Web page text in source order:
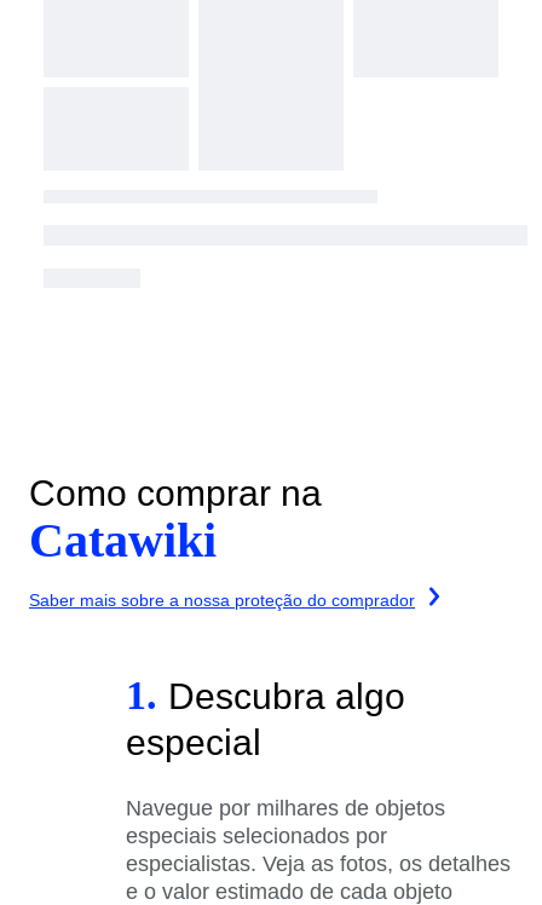
Como comprar na
Catawiki
Saber mais sobre a nossa proteção do comprador
1. Descubra algo
especial
Navegue por milhares de objetos
especiais selecionados por
especialistas. Veja as fotos, os detalhes
e o valor estimado de cada objeto